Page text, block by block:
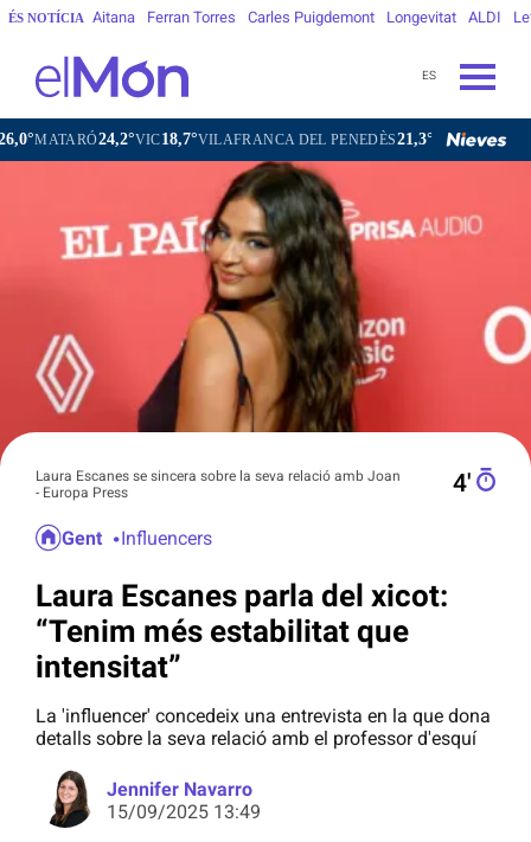
ÉS NOTÍCIA Aitana Ferran Torres Carles Puigdemont Longevitat ALDI
ES
VIC18,7°VILAFRANCA DEL PENEDÈS21,3°VILANOVA I LA GELTRÚ24,1°
Laura Escanes se sincera sobre la seva relació amb Joan
- Europa Press
4′
Gent Influencers
Laura Escanes parla del xicot:
“Tenim més estabilitat que
intensitat”
La 'influencer' concedeix una entrevista en la que dona
detalls sobre la seva relació amb el professor d'esquí
Jennifer Navarro
15/09/2025 13:49